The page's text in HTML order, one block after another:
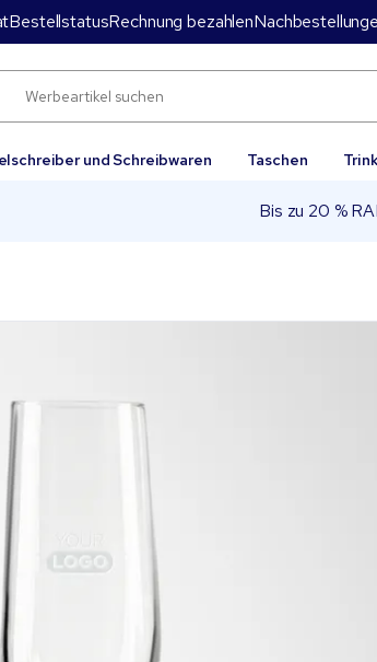
BestellstatusRechnung bezahlen
und Schreibwaren Taschen
Bis zu 20 %